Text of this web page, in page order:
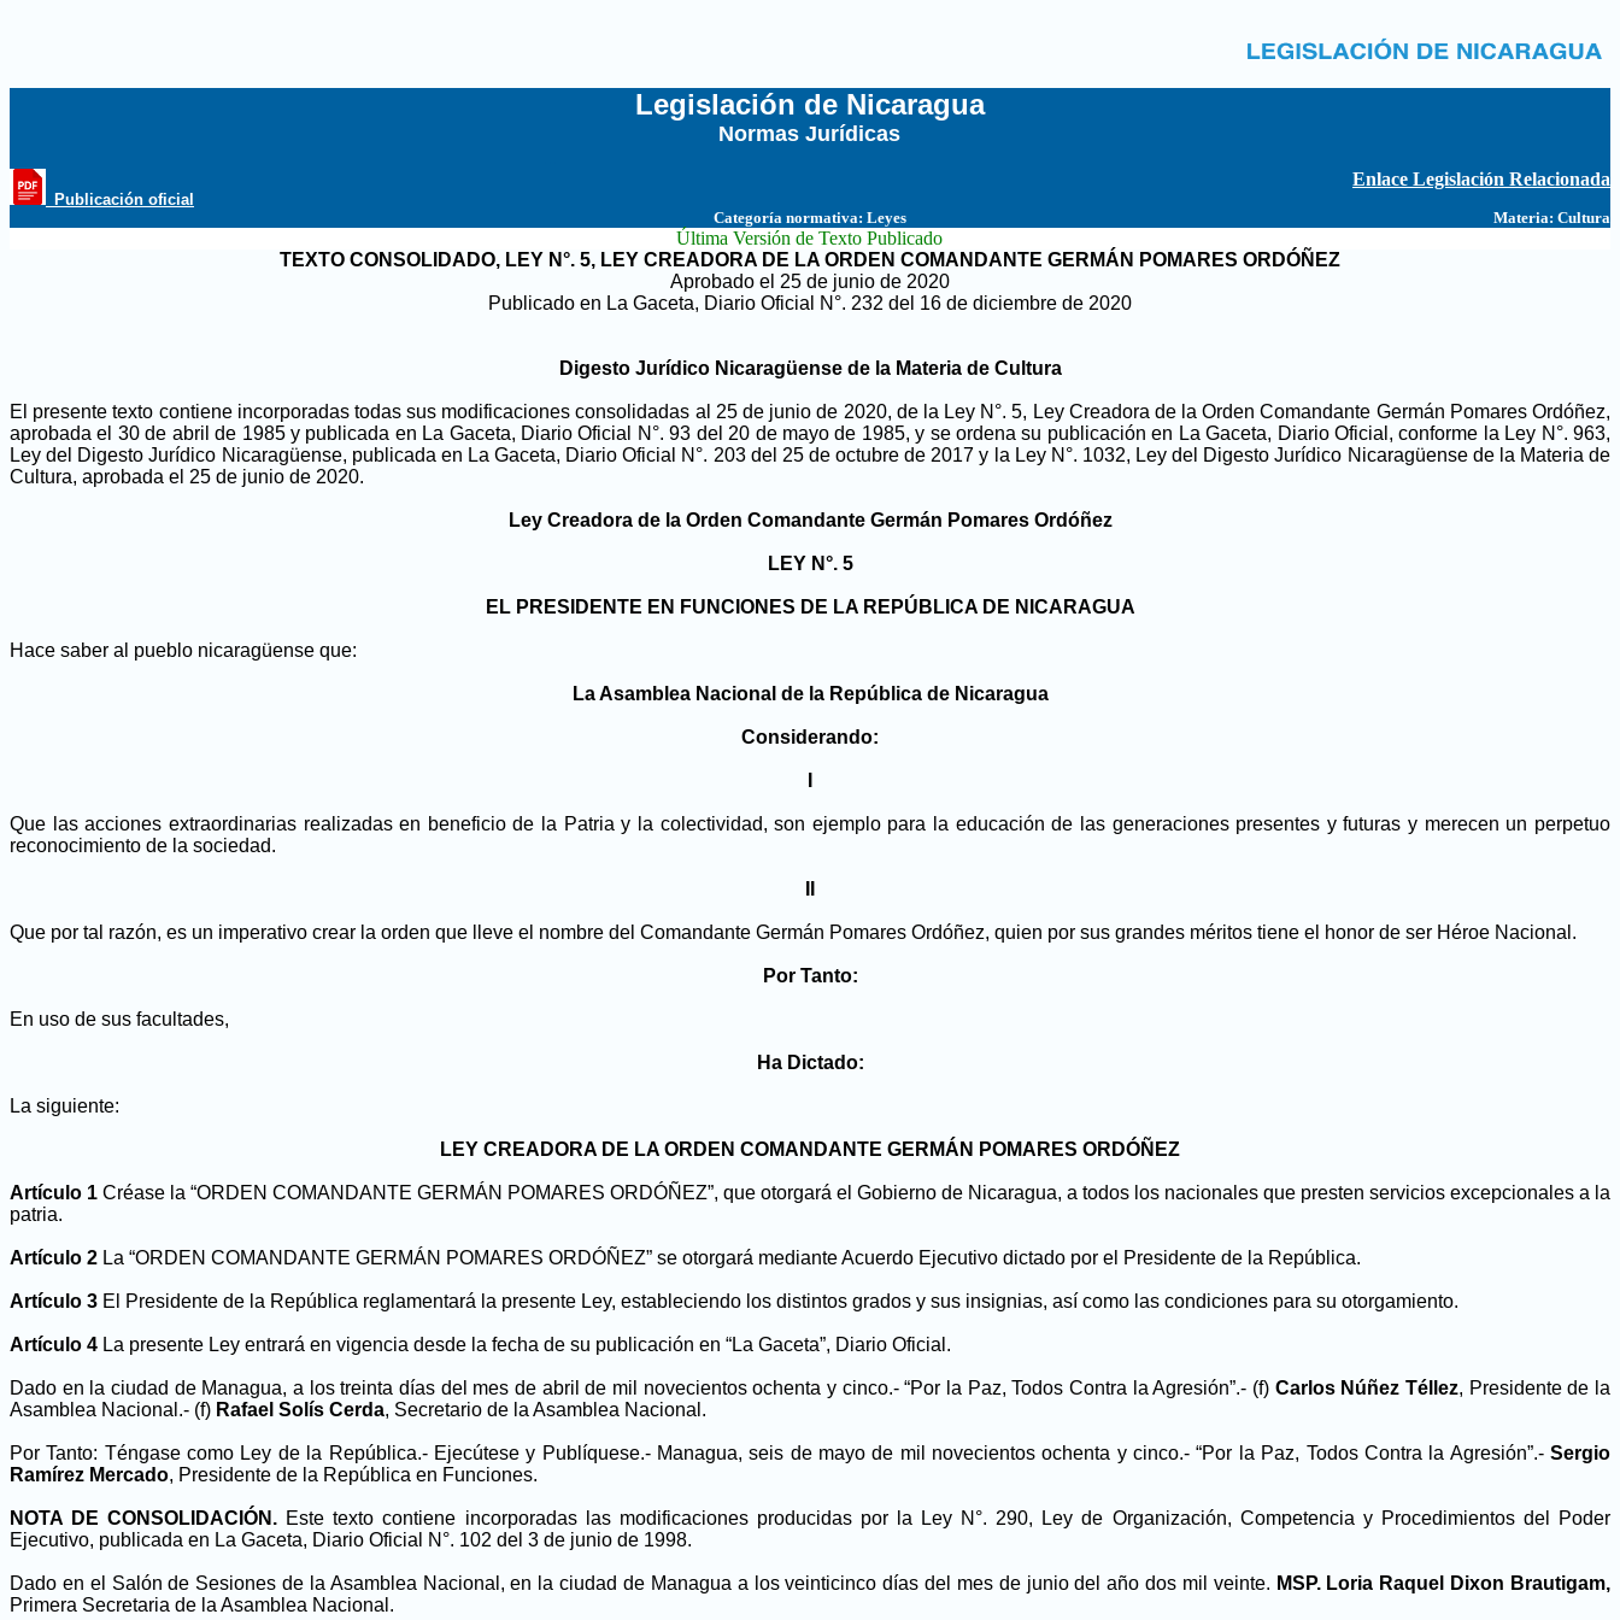
Legislación de Nicaragua
Normas Jurídicas
_Publicación oficial
Enlace Legislación Relacionada
Categoría normativa: Leyes Materia: Cultura
Última Versión de Texto Publicado
TEXTO CONSOLIDADO, LEY N°. 5, LEY CREADORA DE LA ORDEN COMANDANTE GERMÁN POMARES ORDÓÑEZ
Aprobado el 25 de junio de 2020
Publicado en La Gaceta, Diario Oficial N°. 232 del 16 de diciembre de 2020
Digesto Jurídico Nicaragüense de la Materia de Cultura
El presente texto contiene incorporadas todas sus modificaciones consolidadas al 25 de junio de 2020, de la Ley N°. 5, Ley Creadora de la Orden Comandante Germán Pomares Ordóñez,
aprobada el 30 de abril de 1985 y publicada en La Gaceta, Diario Oficial N°. 93 del 20 de mayo de 1985, y se ordena su publicación en La Gaceta, Diario Oficial, conforme la Ley N°. 963,
Ley del Digesto Jurídico Nicaragüense, publicada en La Gaceta, Diario Oficial N°. 203 del 25 de octubre de 2017y la Ley N°. 1032, Ley del Digesto Jurídico Nicaragüense de la Materia de
Cultura, aprobada el 25 de junio de 2020.
Ley Creadora de la Orden Comandante Germán Pomares Ordóñez
LEY N°. 5
EL PRESIDENTE EN FUNCIONES DE LA REPÚBLICA DE NICARAGUA
Hace saber al pueblo nicaragüense que:
La Asamblea Nacional de la República de Nicaragua
Considerando:
Que las acciones extraordinarias realizadas en beneficio de la Patria y la colectividad, son ejemplo para la educación de las generaciones presentes y futuras y merecen un perpetuo
reconocimiento de la sociedad.
Que por tal razón, es un imperativo crear la orden que lleve el nombre del Comandante Germán Pomares Ordóñez, quien por sus grandes méritos tiene el honor de ser Héroe Nacional.
Por Tanto:
En uso de sus facultades,
Ha Dictado:
La siguiente:
LEY CREADORA DE LA ORDEN COMANDANTE GERMÁN POMARES ORDÓÑEZ
Artículo 1 Créase la “ORDEN COMANDANTE GERMÁN POMARES ORDÓÑEZ”, que otorgará el Gobierno de Nicaragua, a todos los nacionales que presten servicios excepcionales a la
patria.
Artículo 2 La “ORDEN COMANDANTE GERMÁN POMARES ORDÓÑEZ” se otorgará mediante Acuerdo Ejecutivo dictado por el Presidente de la República.
Artículo 3 El Presidente de la República reglamentará la presente Ley, estableciendo los distintos grados y sus insignias, así como las condiciones para su otorgamiento.
Artículo 4 La presente Ley entrará en vigencia desde la fecha de su publicación en “La Gaceta”, Diario Oficial.
Dado en la ciudad de Managua, a los treinta días del mes de abril de mil novecientos ochenta y cinco.- “Por la Paz, Todos Contra la Agresión”.- (f) Carlos Núñez Téllez, Presidente de la
Asamblea Nacional.- (f) Rafael Solís Cerda, Secretario de la Asamblea Nacional.
Por Tanto: Téngase como Ley de la República.- Ejecútese y Publíquese.- Managua, seis de mayo de mil novecientos ochenta y cinco.- “Por la Paz, Todos Contra la Agresión”.- Sergio
Ramírez Mercado, Presidente de la República en Funciones.
NOTA DE CONSOLIDACIÓN. Este texto contiene incorporadas las modificaciones producidas por la Ley N°. 290, Ley de Organización, Competencia y Procedimientos del Poder
Ejecutivo, publicada en La Gaceta, Diario Oficial N°. 102 del 3 de junio de 1998.
Dado en el Salón de Sesiones de la Asamblea Nacional, en la ciudad de Managua a los veinticinco días del mes de junio del año dos mil veinte. MSP. Loria Raquel Dixon Brautigam,
Primera Secretaria de la Asamblea Nacional .